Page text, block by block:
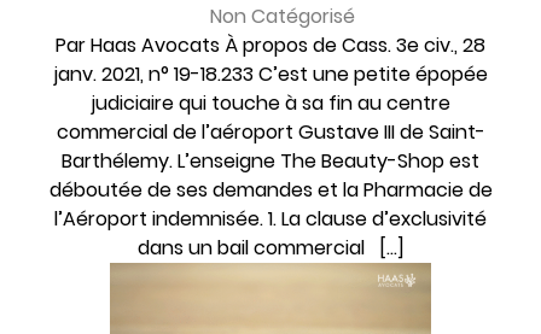
Non Catégorisé
Par Haas Avocats À propos de Cass. 3e civ., 28
janv. 2021, n° 19-18.233 C’est une petite épopée
judiciaire qui touche à sa fin au centre
commercial de l’aéroport Gustave III de Saint-
Barthélemy. L’enseigne The Beauty-Shop est
déboutée de ses demandes et la Pharmacie de
l’Aéroport indemnisée. 1. La clause d’exclusivité
dans un bail commercial […]